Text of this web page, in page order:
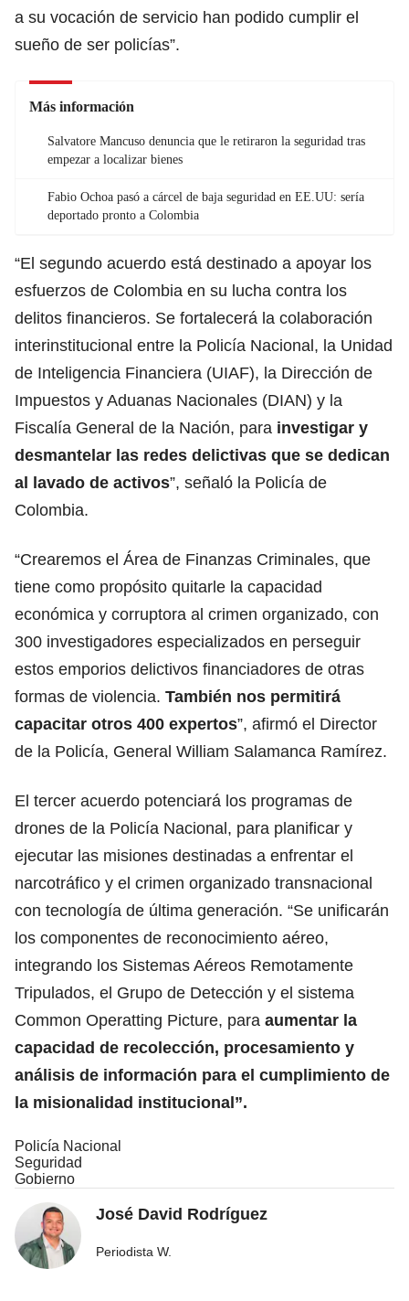
a su vocación de servicio han podido cumplir el
sueño de ser policías”.
Más información
Salvatore Mancuso denuncia que le retiraron la seguridad tras
empezar a localizar bienes
Fabio Ochoa pasó a cárcel de baja seguridad en EE.UU: sería
deportado pronto a Colombia
“El segundo acuerdo está destinado a apoyar los
esfuerzos de Colombia en su lucha contra los
delitos financieros. Se fortalecerá la colaboración
interinstitucional entre la Policía Nacional, la Unidad
de Inteligencia Financiera (UIAF), la Dirección de
Impuestos y Aduanas Nacionales (DIAN) y la
Fiscalía General de la Nación, para investigar y
desmantelar las redes delictivas que se dedican
al lavado de activos”, señaló la Policía de
Colombia.
“Crearemos el Área de Finanzas Criminales, que
tiene como propósito quitarle la capacidad
económica y corruptora al crimen organizado, con
300 investigadores especializados en perseguir
estos emporios delictivos financiadores de otras
formas de violencia. También nos permitirá
capacitar otros 400 expertos”, afirmó el Director
de la Policía, General William Salamanca Ramírez.
El tercer acuerdo potenciará los programas de
drones de la Policía Nacional, para planificar y
ejecutar las misiones destinadas a enfrentar el
narcotráfico y el crimen organizado transnacional
con tecnología de última generación. “Se unificarán
los componentes de reconocimiento aéreo,
integrando los Sistemas Aéreos Remotamente
Tripulados, el Grupo de Detección y el sistema
Common Operatting Picture, para aumentar la
capacidad de recolección, procesamiento y
análisis de información para el cumplimiento de
la misionalidad institucional”.
Policía Nacional
Seguridad
Gobierno
José David Rodríguez
Periodista W.